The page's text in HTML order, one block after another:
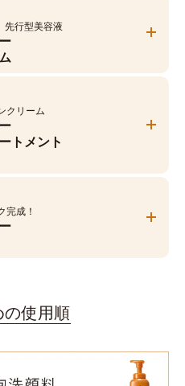
先行型美容液
クリーム
トメント
完成！
使用順